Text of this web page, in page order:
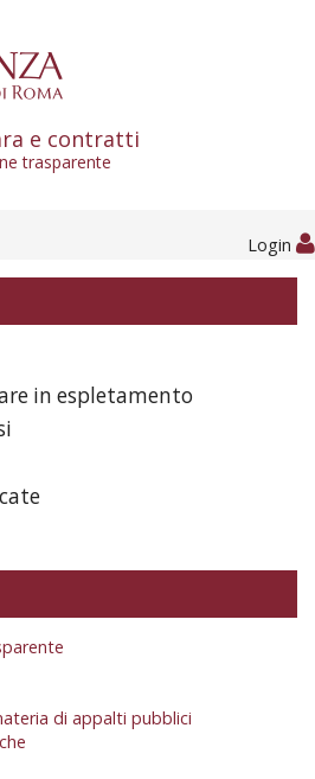
e contratti
trasparente
Login
in espletamento
di appalti pubblici